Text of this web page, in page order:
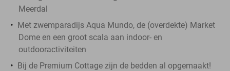
Meerdal
Met zwemparadijs Aqua Mundo, de (overdekte) Market
Dome en een groot scala aan indoor- en
outdooractiviteiten
Bij de Premium Cottage zijn de bedden al opgemaakt!